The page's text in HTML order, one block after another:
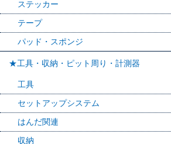
ステッカー
テープ
パッド・スポンジ
★工具・収納・ピット周り・計測器
工具
セットアップシステム
はんだ関連
収納